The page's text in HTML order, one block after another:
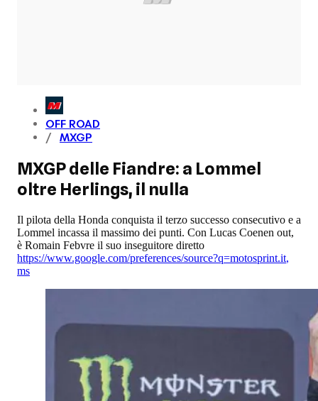
OFF ROAD
MXGP
MXGP delle Fiandre: a Lommel
oltre Herlings, il nulla
Il pilota della Honda conquista il terzo successo consecutivo e a
Lommel incassa il massimo dei punti. Con Lucas Coenen out,
è Romain Febvre il suo inseguitore diretto
https://www.google.com/preferences/source?q=motosprint.it,
ms